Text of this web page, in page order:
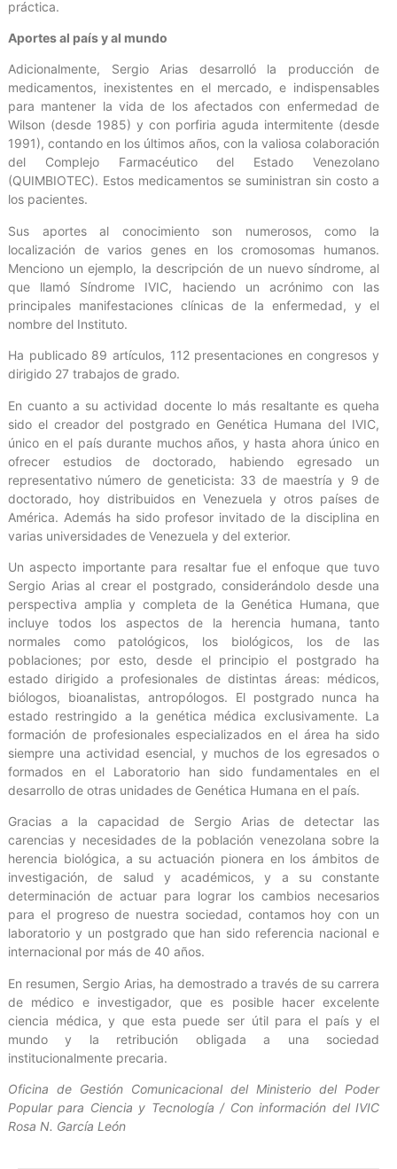
práctica.
Aportes al país y al mundo
Adicionalmente, Sergio Arias desarrolló la producción de
medicamentos, inexistentes en el mercado, e indispensables
para mantener la vida de los afectados con enfermedad de
Wilson (desde 1985) y con porfiria aguda intermitente (desde
1991), contando en los últimos años, con la valiosa colaboración
del Complejo Farmacéutico del Estado Venezolano
(QUIMBIOTEC). Estos medicamentos se suministran sin costo a
los pacientes.
Sus aportes al conocimiento son numerosos, como la
localización de varios genes en los cromosomas humanos.
Menciono un ejemplo, la descripción de un nuevo síndrome, al
que llamó Síndrome IVIC, haciendo un acrónimo con las
principales manifestaciones clínicas de la enfermedad, y el
nombre del Instituto.
Ha publicado 89 artículos, 112 presentaciones en congresos y
dirigido 27 trabajos de grado.
En cuanto a su actividad docente lo más resaltante es queha
sido el creador del postgrado en Genética Humana del IVIC,
único en el país durante muchos años, y hasta ahora único en
ofrecer estudios de doctorado, habiendo egresado un
representativo número de geneticista: 33 de maestría y 9 de
doctorado, hoy distribuidos en Venezuela y otros países de
América. Además ha sido profesor invitado de la disciplina en
varias universidades de Venezuela y del exterior.
Un aspecto importante para resaltar fue el enfoque que tuvo
Sergio Arias al crear el postgrado, considerándolo desde una
perspectiva amplia y completa de la Genética Humana, que
incluye todos los aspectos de la herencia humana, tanto
normales como patológicos, los biológicos, los de las
poblaciones; por esto, desde el principio el postgrado ha
estado dirigido a profesionales de distintas áreas: médicos,
biólogos, bioanalistas, antropólogos. El postgrado nunca ha
estado restringido a la genética médica exclusivamente. La
formación de profesionales especializados en el área ha sido
siempre una actividad esencial, y muchos de los egresados o
formados en el Laboratorio han sido fundamentales en el
desarrollo de otras unidades de Genética Humana en el país.
Gracias a la capacidad de Sergio Arias de detectar las
carencias y necesidades de la población venezolana sobre la
herencia biológica, a su actuación pionera en los ámbitos de
investigación, de salud y académicos, y a su constante
determinación de actuar para lograr los cambios necesarios
para el progreso de nuestra sociedad, contamos hoy con un
laboratorio y un postgrado que han sido referencia nacional e
internacional por más de 40 años.
En resumen, Sergio Arias, ha demostrado a través de su carrera
de médico e investigador, que es posible hacer excelente
ciencia médica, y que esta puede ser útil para el país y el
mundo y la retribución obligada a una sociedad
institucionalmente precaria.
Oficina de Gestión Comunicacional del Ministerio del Poder
Popular para Ciencia y Tecnología / Con información del IVIC
Rosa N. García León